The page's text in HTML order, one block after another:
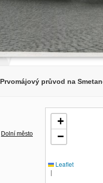
Prvomájový průvod na
Dolní město
+
−
Leaflet
|